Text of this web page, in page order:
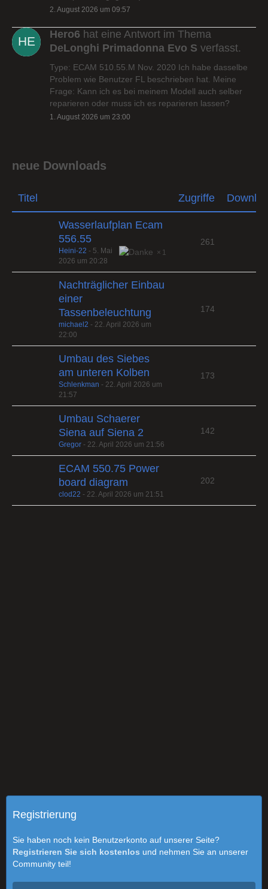
2. August 2026 um 09:57
Hero6 hat eine Antwort im Thema
DeLonghi Primadonna Evo S verfasst.
Type: ECAM 510.55.M Nov. 2020 Ich habe dasselbe
Problem wie Benutzer FL beschrieben hat. Meine
Frage: Kann ich es bei meinem Modell auch selber
reparieren oder muss ich es reparieren lassen?
1. August 2026 um 23:00
neue Downloads
Titel Zugriffe
Wasserlaufplan Ecam
556.55
1
Heini-22 - 5. Mai
2026 um 20:28
261
Nachträglicher Einbau
einer
Tassenbeleuchtung
michael2 - 22. April 2026 um
22:00
174
Umbau des Siebes
am unteren Kolben
Schlenkman - 22. April 2026 um
21:57
173
Umbau Schaerer
Siena auf Siena 2
Gregor - 22. April 2026 um 21:56
142
ECAM 550.75 Power
board diagram
clod22 - 22. April 2026 um 21:51
202
Registrierung
Sie haben noch kein Benutzerkonto auf unserer Seite?
Registrieren Sie sich kostenlos und nehmen Sie an unserer
Community teil!